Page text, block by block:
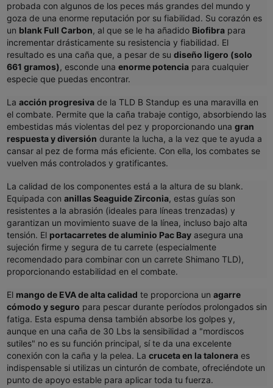
probada con algunos de los peces más grandes del mundo y
goza de una enorme reputación por su fiabilidad. Su corazón es
un blank Full Carbon, al que se le ha añadido Biofibra para
incrementar drásticamente su resistencia y fiabilidad. El
resultado es una caña que, a pesar de su diseño ligero (solo
661 gramos), esconde una enorme potencia para cualquier
especie que puedas encontrar.
La acción progresiva de la TLD B Standup es una maravilla en
el combate. Permite que la caña trabaje contigo, absorbiendo las
embestidas más violentas del pez y proporcionando una gran
respuesta y diversión durante la lucha, a la vez que te ayuda a
cansar al pez de forma más eficiente. Con ella, los combates se
vuelven más controlados y gratificantes.
La calidad de los componentes está a la altura de su blank.
Equipada con anillas Seaguide Zirconia, estas guías son
resistentes a la abrasión (ideales para líneas trenzadas) y
garantizan un movimiento suave de la línea, incluso bajo alta
tensión. El portacarretes de aluminio Pac Bay asegura una
sujeción firme y segura de tu carrete (especialmente
recomendado para combinar con un carrete Shimano TLD),
proporcionando estabilidad en el combate.
El mango de EVA de alta calidad te proporciona un agarre
cómodo y seguro para pescar durante períodos prolongados sin
fatiga. Esta espuma densa también absorbe los golpes y,
aunque en una caña de 30 Lbs la sensibilidad a "mordiscos
sutiles" no es su función principal, sí te da una excelente
conexión con la caña y la pelea. La cruceta en la talonera es
indispensable si utilizas un cinturón de combate, ofreciéndote un
punto de apoyo estable para aplicar toda tu fuerza.